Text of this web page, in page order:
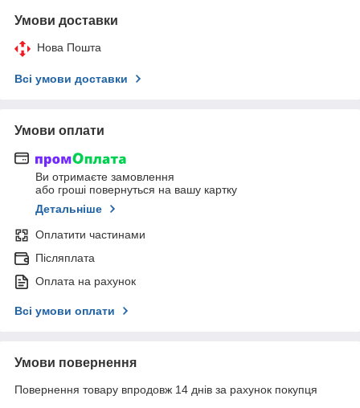
Умови доставки
Нова Пошта
Всі умови доставки
Умови оплати
Ви отримаєте замовлення
або гроші повернуться на вашу картку
Детальніше
Оплатити частинами
Післяплата
Оплата на рахунок
Всі умови оплати
Умови повернення
Повернення товару впродовж 14 днів за рахунок покупця